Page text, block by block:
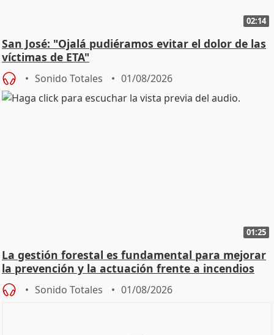
02:14
San José: "Ojalá pudiéramos evitar el dolor de las
víctimas de ETA"
Sonido Totales 01/08/2026
01:25
La gestión forestal es fundamental para mejorar
la prevención y la actuación frente a incendios
Sonido Totales 01/08/2026